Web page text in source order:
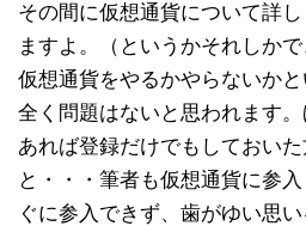
その間に仮想通貨について詳
ますよ。（というかそれしかで
仮想通貨をやるかやらないか
全く問題はないと思われます
あれば登録だけでもしておい
と・・・筆者も仮想通貨に参
ぐに参入できず、歯がゆい思い